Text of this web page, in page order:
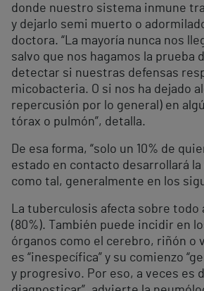
donde nuestro sistema inmune
y dejarlo semi muerto o
doctora. “La mayoría nunca nos
salvo que nos hagamos la prueba
detectar si nuestras defensas
micobacteria. O si nos ha dejado
repercusión por lo general) en
tórax o pulmón”, detalla.
De esa forma, “solo un 10% de
estado en contacto desarrollará la
como tal, generalmente en los
La tuberculosis afecta sobre todo
(80%). También puede incidir en
órganos como el cerebro, riñón o
es “inespecífica” y su comienzo
y progresivo. Por eso, a veces es